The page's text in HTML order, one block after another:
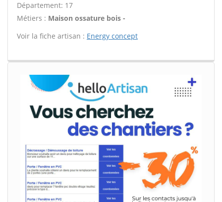
Département: 17
Métiers : Maison ossature bois -
Voir la fiche artisan : Energy concept